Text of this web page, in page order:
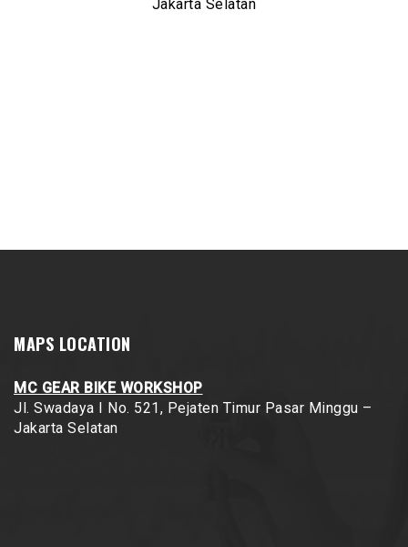
Jakarta Selatan
MAPS LOCATION
MC GEAR BIKE WORKSHOP
Jl. Swadaya I No. 521, Pejaten Timur Pasar Minggu –
Jakarta Selatan